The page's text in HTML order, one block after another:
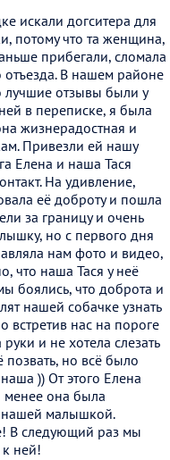
искали догситера для
потому что та женщина,
прибегали, сломала
отъезда. В нашем районе
отзывы были у
в переписке, я была
жизнерадостная и
Привезли ей нашу
Елена и наша Тася
На удивление,
её доброту и пошла
за границу и очень
но с первого дня
нам фото и видео,
что наша Тася у неё
боялись, что доброта и
нашей собачке узнать
встретив нас на пороге
и не хотела слезать
позвать, но всё было
)) От этого Елена
менее она была
нашей малышкой.
В следующий раз мы
к ней!